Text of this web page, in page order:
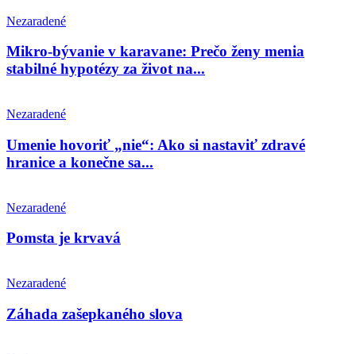
Nezaradené
Mikro-bývanie v karavane: Prečo ženy menia
stabilné hypotézy za život na...
Nezaradené
Umenie hovoriť „nie“: Ako si nastaviť zdravé
hranice a konečne sa...
Nezaradené
Pomsta je krvavá
Nezaradené
Záhada zašepkaného slova